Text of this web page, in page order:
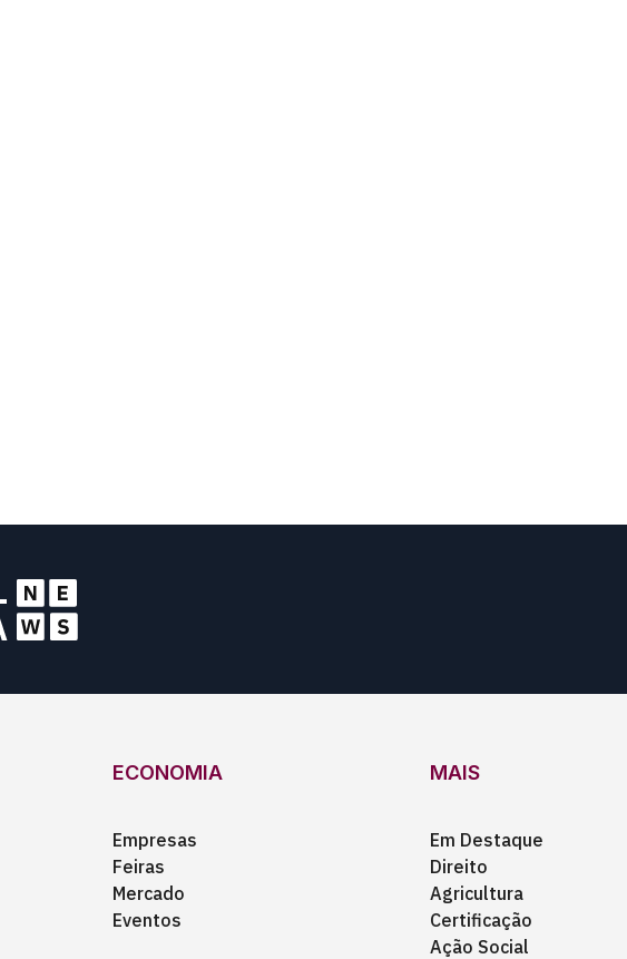
ECONOMIA
Empresas
Feiras
Mercado
Eventos
MAIS
Em Destaque
Direito
Agricultura
Certificação
Ação Social